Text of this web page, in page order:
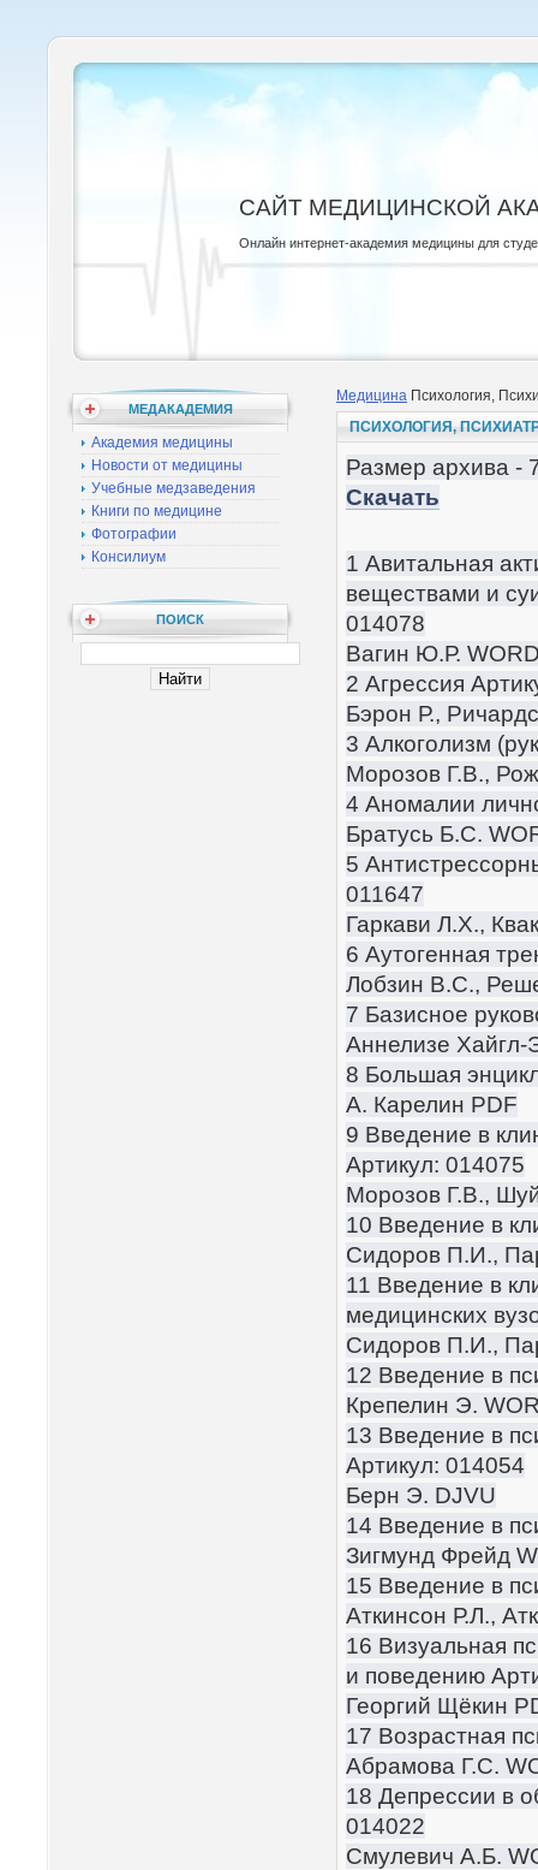
САЙТ МЕДИЦИНСКОЙ
Онлайн интернет-академия медицины для
МЕДАКАДЕМИЯ
Академия медицины
Новости от медицины
Учебные медзаведения
Книги по медицине
Фотографии
Консилиум
ПОИСК
Медицина Психология,
ПСИХОЛОГИЯ,
Размер архива -
Скачать
1 Авитальная
веществами и
014078
Вагин Ю.Р.
2 Агрессия
Бэрон Р.,
3 Алкоголизм
Морозов Г.В.,
4 Аномалии
Братусь Б.С.
5
011647
Гаркави Л.Х.,
6 Аутогенная
Лобзин В.С.,
7 Базисное
Аннелизе
8 Большая
А. Карелин PDF
9 Введение в
Артикул: 014075
Морозов Г.В.,
10 Введение в
Сидоров П.И.,
11 Введение в
медицинских
Сидоров П.И.,
12 Введение в
Крепелин Э.
13 Введение в
Артикул: 014054
Берн Э. DJVU
14 Введение в
Зигмунд Фрейд
15 Введение в
Аткинсон Р.Л.,
16 Визуальная
и поведению
Георгий Щёкин
17 Возрастная
Абрамова Г.С.
18 Депрессии в
014022
Смулевич А.Б.